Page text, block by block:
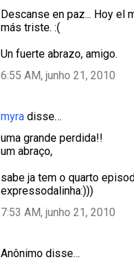
Descanse en paz... Hoy el
más triste. :(
Un fuerte abrazo, amigo.
6:55 AM, junho 21, 2010
myra disse…
uma grande perdida!!
um abraço,
sabe ja tem o quarto
expressodalinha:)))
7:53 AM, junho 21, 2010
Anônimo disse…